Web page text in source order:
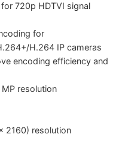
720p HDTVI signal
for
H.264 IP cameras
encoding efficiency and
resolution
2160) resolution